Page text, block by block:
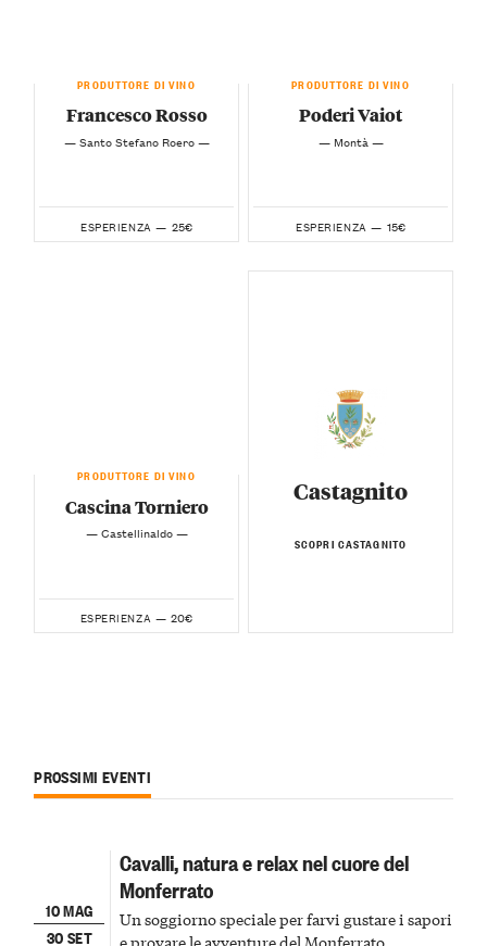
PRODUTTORE DI VINO
Francesco Rosso
— Santo Stefano Roero —
ESPERIENZA — 25€
PRODUTTORE DI VINO
Poderi Vaiot
— Montà —
ESPERIENZA — 15€
PRODUTTORE DI VINO
Cascina Torniero
— Castellinaldo —
ESPERIENZA — 20€
Castagnito
SCOPRI CASTAGNITO
PROSSIMI EVENTI
10 MAG
30 SET
Cavalli, natura e relax nel cuore del
Monferrato
Un soggiorno speciale per farvi gustare i sapori
e provare le avventure del Monferrato